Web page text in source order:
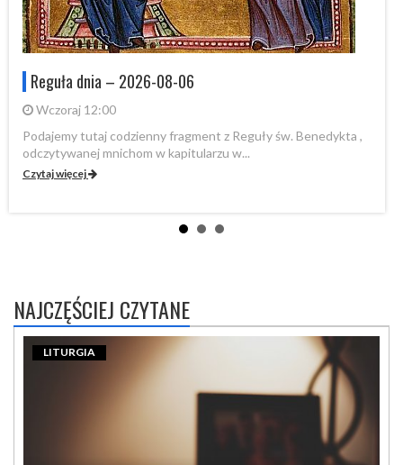
Reguła dnia – 2026-08-06
Wczoraj 12:00
Podajemy tutaj codzienny fragment z Reguły św. Benedykta ,
odczytywanej mnichom w kapitularzu w...
Czytaj więcej
NAJCZĘŚCIEJ CZYTANE
LITURGIA